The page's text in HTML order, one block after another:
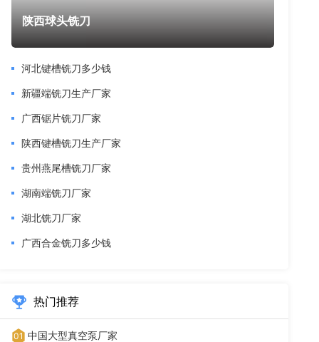
陕西球头铣刀
河北键槽铣刀多少钱
新疆端铣刀生产厂家
广西锯片铣刀厂家
陕西键槽铣刀生产厂家
贵州燕尾槽铣刀厂家
湖南端铣刀厂家
湖北铣刀厂家
广西合金铣刀多少钱
热门推荐
01 中国大型真空泵厂家